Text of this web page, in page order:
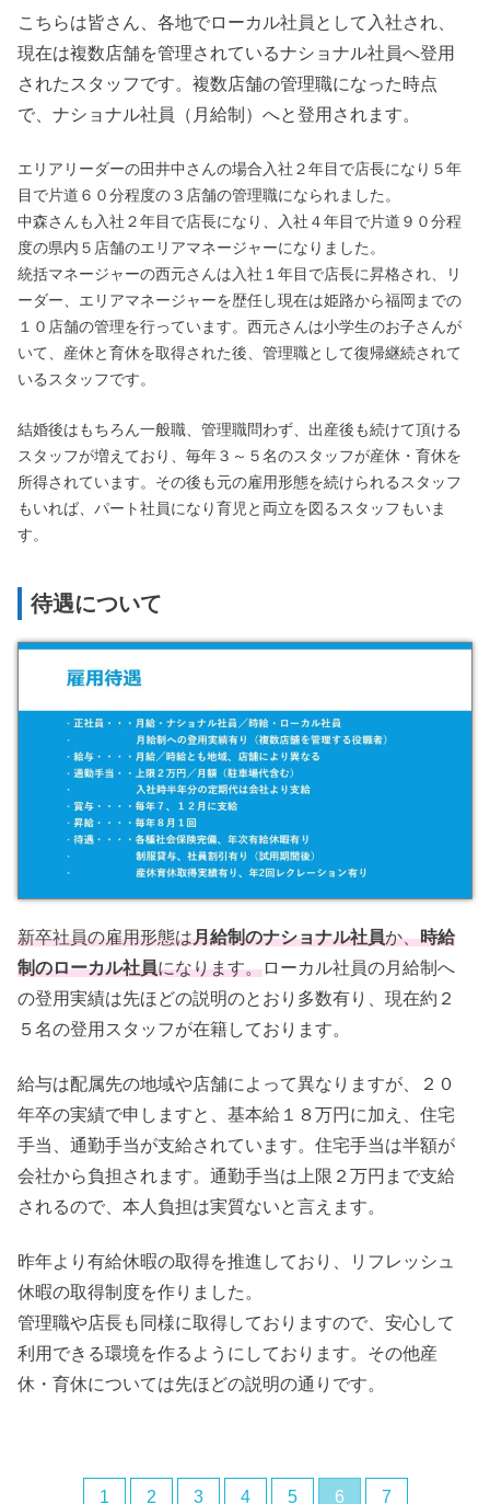
こちらは皆さん、各地でローカル社員として入社され、
現在は複数店舗を管理されているナショナル社員へ登用
されたスタッフです。複数店舗の管理職になった時点
で、ナショナル社員（月給制）へと登用されます。
エリアリーダーの田井中さんの場合入社２年目で店長になり５年
目で片道６０分程度の３店舗の管理職になられました。
中森さんも入社２年目で店長になり、入社４年目で片道９０分程
度の県内５店舗のエリアマネージャーになりました。
統括マネージャーの西元さんは入社１年目で店長に昇格され、リ
ーダー、エリアマネージャーを歴任し現在は姫路から福岡までの
１０店舗の管理を行っています。西元さんは小学生のお子さんが
いて、産休と育休を取得された後、管理職として復帰継続されて
いるスタッフです。
結婚後はもちろん一般職、管理職問わず、出産後も続けて頂ける
スタッフが増えており、毎年３～５名のスタッフが産休・育休を
所得されています。その後も元の雇用形態を続けられるスタッフ
もいれば、パート社員になり育児と両立を図るスタッフもいま
す。
待遇について
新卒社員の雇用形態は月給制のナショナル社員か、時給
制のローカル社員になります。ローカル社員の月給制へ
の登用実績は先ほどの説明のとおり多数有り、現在約２
５名の登用スタッフが在籍しております。
給与は配属先の地域や店舗によって異なりますが、２０
年卒の実績で申しますと、基本給１８万円に加え、住宅
手当、通勤手当が支給されています。住宅手当は半額が
会社から負担されます。通勤手当は上限２万円まで支給
されるので、本人負担は実質ないと言えます。
昨年より有給休暇の取得を推進しており、リフレッシュ
休暇の取得制度を作りました。
管理職や店長も同様に取得しておりますので、安心して
利用できる環境を作るようにしております。その他産
休・育休については先ほどの説明の通りです。
1 2 3 4 5 6 7